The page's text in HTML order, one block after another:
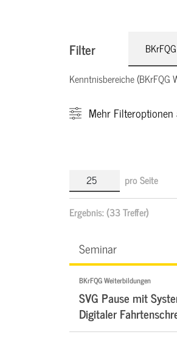
Filter
Kenntnisbereiche (BKrFQG
Mehr Filteroptionen
pro Seite
Ergebnis:(33 Treffer)
Seminar
BKrFQG Weiterbildungen
SVG Pause mit
Digitaler